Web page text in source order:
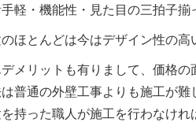
軽・機能性・見た目の三拍子揃
ほとんどは今はデザイン性の高
デメリットも有りまして、価格
普通の外壁工事よりも施工が
持った職人が施工を行わなけれ